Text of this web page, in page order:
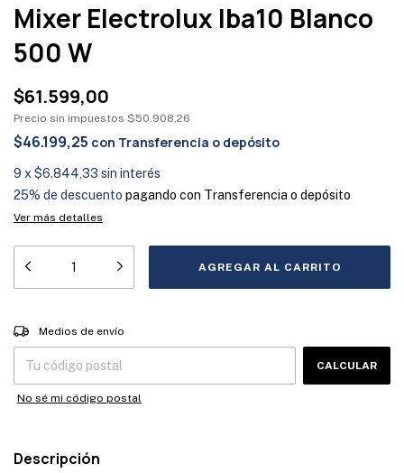
Mixer Electrolux Iba10 Blanco
500 W
$61.599,00
Precio sin impuestos $50.908,26
$46.199,25 con Transferencia o depósito
9 x $6.844,33 sin interés
25% de descuento pagando con Transferencia o depósito
Ver más detalles
Entregas para el CP:
Medios de envío
CALCULAR
No sé mi código postal
Descripción